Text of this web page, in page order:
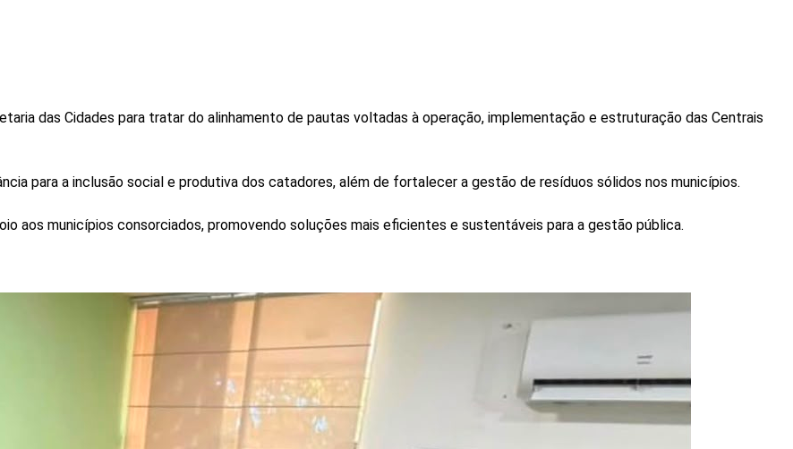
das Cidades para tratar do alinhamento de pautas voltadas à operação, implementação e estruturação das Centrais
para a inclusão social e produtiva dos catadores, além de fortalecer a gestão de resíduos sólidos nos municípios.
aos municípios consorciados, promovendo soluções mais eficientes e sustentáveis para a gestão pública.